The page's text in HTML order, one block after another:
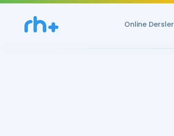
Online Dersler